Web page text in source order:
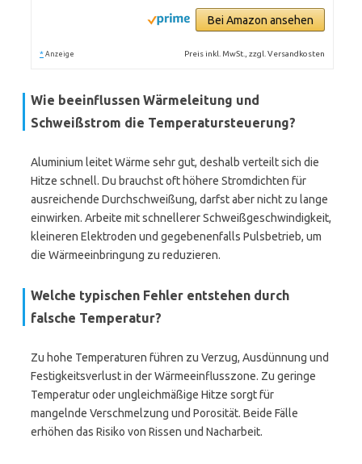
Bei Amazon ansehen
* Anzeige Preis inkl. MwSt., zzgl. Versandkosten
Wie beeinflussen Wärmeleitung und
Schweißstrom die Temperatursteuerung?
Aluminium leitet Wärme sehr gut, deshalb verteilt sich die
Hitze schnell. Du brauchst oft höhere Stromdichten für
ausreichende Durchschweißung, darfst aber nicht zu lange
einwirken. Arbeite mit schnellerer Schweißgeschwindigkeit,
kleineren Elektroden und gegebenenfalls Pulsbetrieb, um
die Wärmeeinbringung zu reduzieren.
Welche typischen Fehler entstehen durch
falsche Temperatur?
Zu hohe Temperaturen führen zu Verzug, Ausdünnung und
Festigkeitsverlust in der Wärmeeinflusszone. Zu geringe
Temperatur oder ungleichmäßige Hitze sorgt für
mangelnde Verschmelzung und Porosität. Beide Fälle
erhöhen das Risiko von Rissen und Nacharbeit.